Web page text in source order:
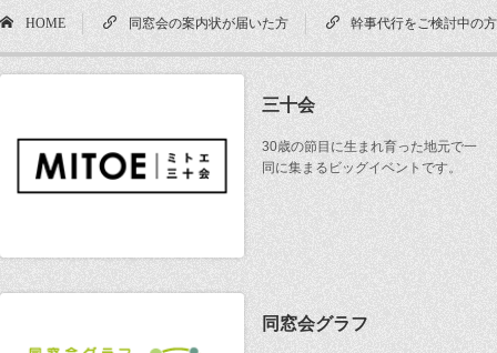
HOME 同窓会の案内状が届いた方 幹事代行をご検討中の方
三十会
30歳の節目に生まれ育った地元で一
同に集まるビッグイベントです。
同窓会グラフ